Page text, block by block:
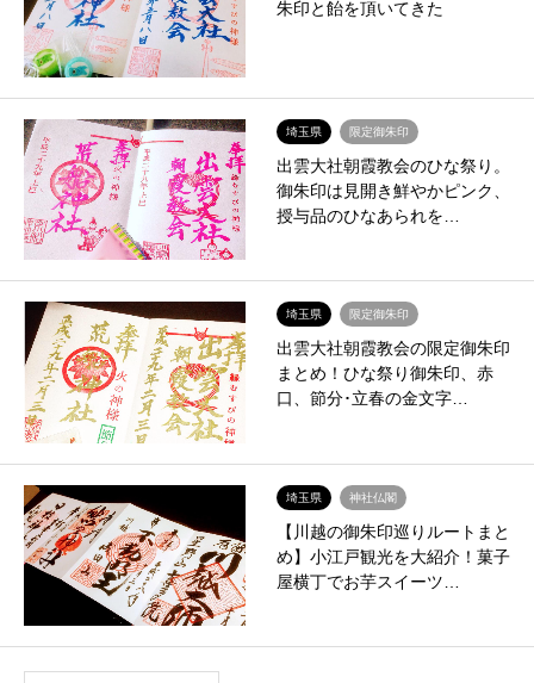
朱印と飴を頂いてきた
埼玉県 限定御朱印
出雲大社朝霞教会のひな祭り。
御朱印は見開き鮮やかピンク、
授与品のひなあられを…
埼玉県 限定御朱印
出雲大社朝霞教会の限定御朱印
まとめ！ひな祭り御朱印、赤
口、節分･立春の金文字…
埼玉県 神社仏閣
【川越の御朱印巡りルートまと
め】小江戸観光を大紹介！菓子
屋横丁でお芋スイーツ…